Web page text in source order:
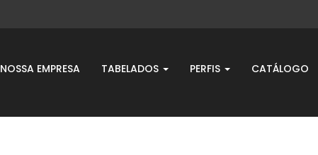
NOSSA EMPRESA TABELADOS PERFIS CATÁLOGO